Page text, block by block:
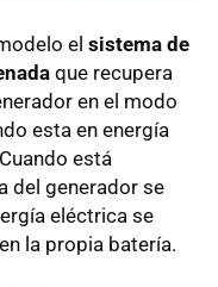
el sistema de
que recupera
en el modo
esta en energía
está
del generador se
eléctrica se
la propia batería.